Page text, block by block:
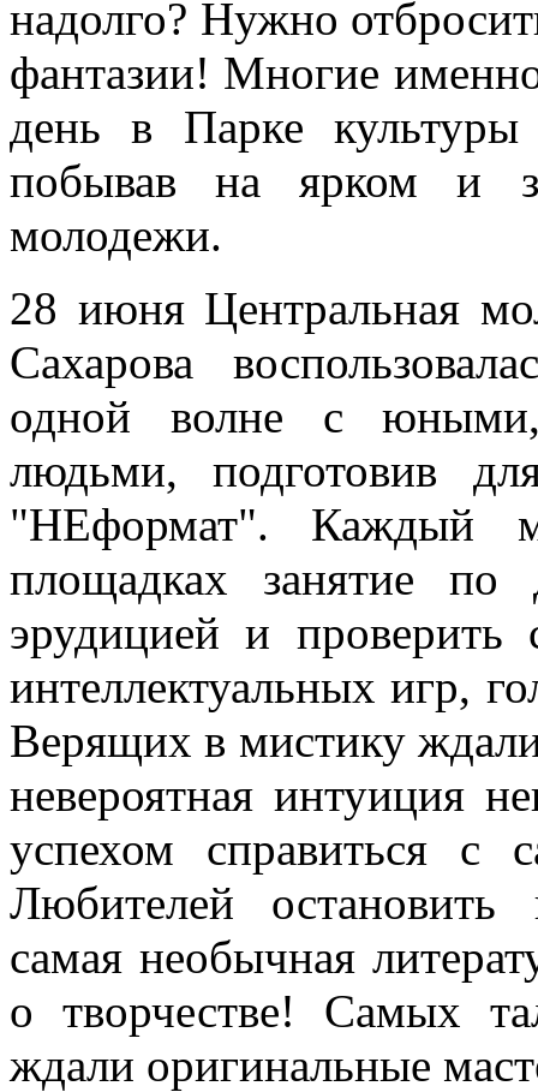
надолго? Нужно
фантазии! Многие
день в Парке
побывав на ярком и
молодежи.
28 июня Центральная
Сахарова
одной волне с юными,
людьми, подготовив
"НЕформат". Каждый
площадках занятие по
эрудицией и
интеллектуальных игр,
Верящих в мистику
невероятная интуиция
успехом справиться с
Любителей остановить
самая необычная
о творчестве! Самых
ждали оригинальные